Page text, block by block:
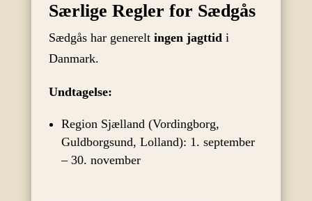
Særlige Regler for Sædgås
Sædgås har generelt ingen jagttidi
Danmark.
Undtagelse:
Region Sjælland (Vordingborg,
Guldborgsund, Lolland): 1. september
– 30. november